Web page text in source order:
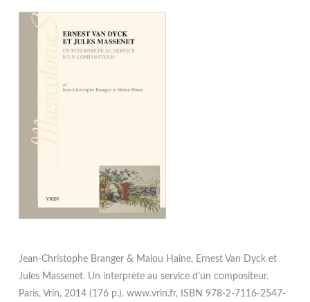
Jean-Christophe Branger & Malou Haine, Ernest Van Dyck et
Jules Massenet. Un interprète au service d’un compositeur.
Paris, Vrin, 2014 (176 p.). www.vrin.fr, ISBN 978-2-7116-2547-